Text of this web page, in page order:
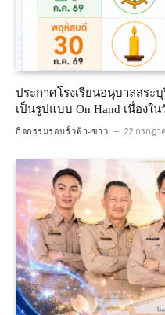
ประกาศโรงเรียนอนุบาลสระ
เป็นรูปแบบ On Hand เนื่องใ
กิจกรรมรอบรั้วฟ้า-ขาว 22 กรกฎา